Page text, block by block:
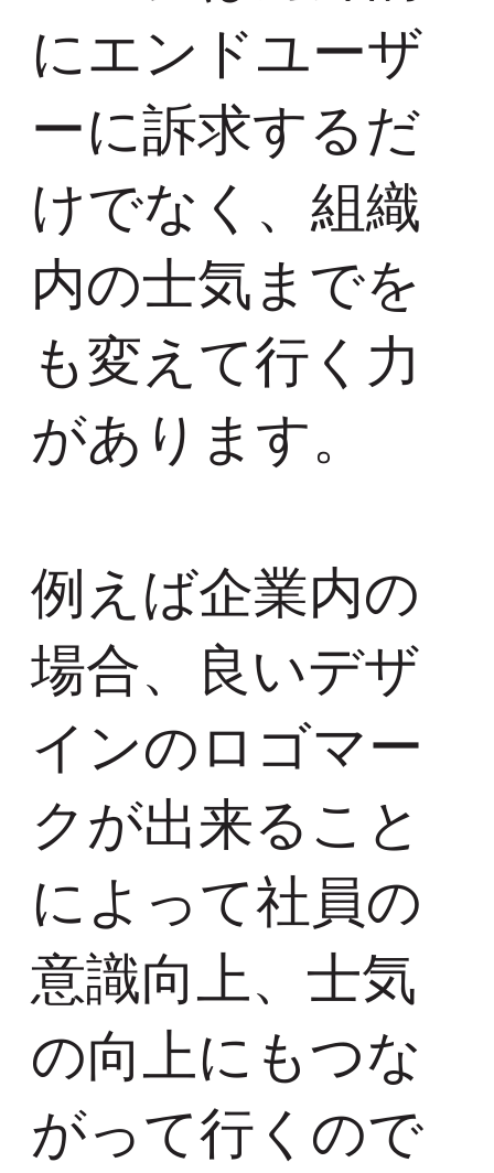
にエンドユーザ
ーに訴求するだ
けでなく、組織
内の士気までを
も変えて行く力
があります。
例えば企業内の
場合、良いデザ
インのロゴマー
クが出来ること
によって社員の
意識向上、士気
の向上にもつな
がって行くので